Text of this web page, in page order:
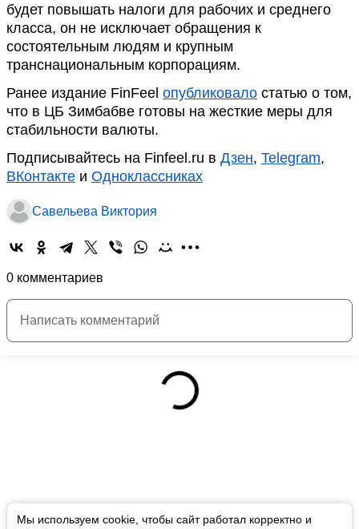
Мы используем cookie, чтобы сайт работал корректно и
будет повышать налоги для рабочих и среднего
класса, он не исключает обращения к
состоятельным людям и крупным
транснациональным корпорациям.
Ранее издание FinFeel опубликовало статью о том,
что в ЦБ Зимбабве готовы на жесткие меры для
стабильности валюты.
Подписывайтесь на Finfeel.ru в Дзен, Telegram,
ВКонтакте и Одноклассниках
Савельева Виктория
0 комментариев